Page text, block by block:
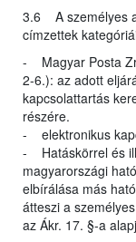
3.6 A személyes
címzettek
- Magyar Posta
2-6.): az adott
kapcsolattartás
részére.
- elektronikus
- Hatáskörrel és
magyarországi
elbírálása más
átteszi a
az Ákr. 17. §-a